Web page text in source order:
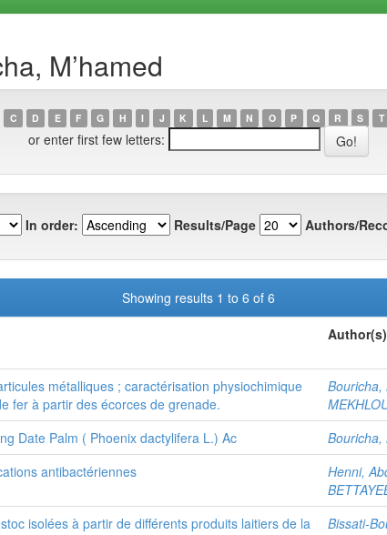
M’hamed
C D E F G H I J K L M N O P Q R S T
or enter first few letters:
In order: Results/Page Authors/
Showing results 1 to 6 of 6
Author(s)
métalliques ; caractérisation physiochimique
fer à partir des écorces de grenade.
Bouricha,
Date Palm ( Phoenix dactylifera L.) Ac Bouricha,
antibactériennes Henni,
isolées à partir de différents produits laitiers de la
Bissati-